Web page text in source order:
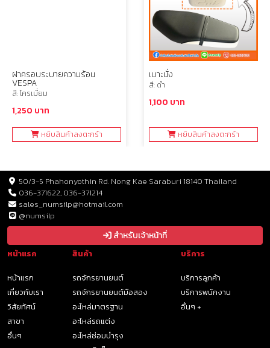
ฝาครอบระบายความร้อน
VESPA
สี: โครเมี่ยม
1,250 บาท
หยิบสินค้าลงตะกร้า
เบาะนั่ง
สี: ดำ
1,100 บาท
หยิบสินค้าลงตะกร้า
50/3-5 Phahonyothin Rd. Nong Kae Saraburi 18140 Thailand
036-371622, 036-371214
sales_numsilp@hotmail.com
@numsilp
สำหรับเจ้าหน้าที่
หน้าแรก
หน้าแรก
เกี่ยวกับเรา
วิสัยทัศน์
สาขา
อื่นๆ
สินค้า
รถจักรยานยนต์
รถจักรยานยนต์มือสอง
อะไหล่มาตรฐาน
อะไหล่รถแต่ง
อะไหล่ซ่อมบำรุง
บริการ
บริการลูกค้า
บริการพนักงาน
อื่นๆ +